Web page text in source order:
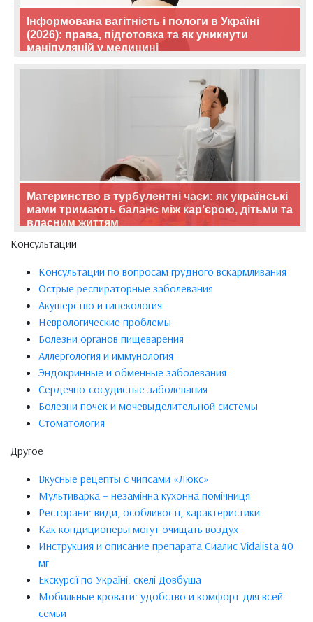
Інформована вагітність і пологи в Україні
(2026): права, підготовка та як уникнути
маніпуляцій у медицині
Материнство в турбулентні часи: як українські
мами тримають баланс між кар’єрою, дітьми та
власним життям
Консультации
Консультации по вопросам грудного вскармливания
Острые респираторные заболевания
Акушерство и гинекология
Неврологические проблемы
Болезни органов пищеварения
Аллергология и иммунология
Эндокринные и обменные заболевания
Сердечно-сосудистые заболевания
Болезни почек и мочевыделительной системы
Стоматология
Другое
Вкусные рецепты с чипсами «Люкс»
Мультиварка – незамінна кухонна помічниця
Ресторани: види, особливості, характеристики
Как кондиционеры могут очищать воздух
Инструкция и описание препарата Сиалис Vidalista 40
мг
Екскурсії по Україні: скелі Довбуша
Мобильные кровати: удобство и комфорт для всей
семьи